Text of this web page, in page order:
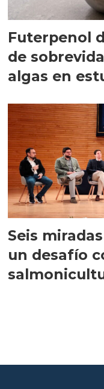
Futerpenol
de
algas en
Seis
un desafío